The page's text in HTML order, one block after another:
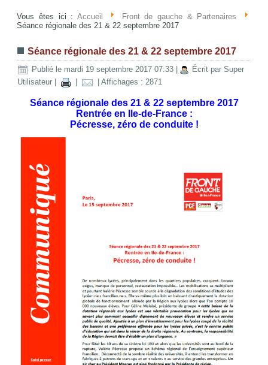
Vous êtes ici : Accueil
Front de gauche & Partenaires
Séance régionale des 21 & 22 septembre 2017
Séance régionale des 21 & 22 septembre 2017
Publié le mardi 19 septembre 2017 07:33
Écrit par Super
Utilisateur
| Affichages : 2871
Séance régionale des 21 & 22 septembre 2017
Rentrée en Ile-de-France :
Pécresse, zéro de conduite !